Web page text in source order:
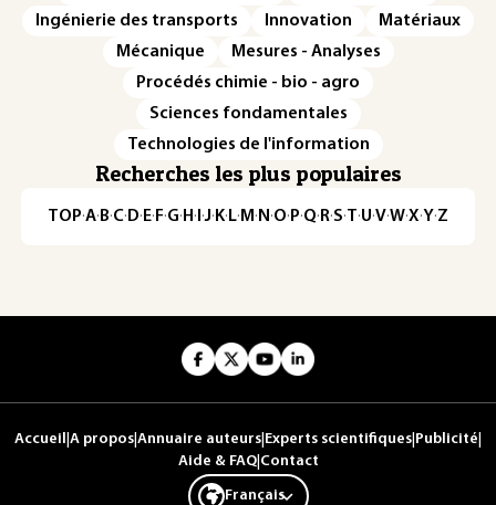
Ingénierie des transports
Innovation
Matériaux
Mécanique
Mesures - Analyses
Procédés chimie - bio - agro
Sciences fondamentales
Technologies de l'information
Recherches les plus populaires
TOP·A·B·C· D· E· F·G· H · ·J· K· L· M · N ·O· P·Q· R·S·T·U·V·W·X·Y·Z
Accueil A propos Annuaire auteurs Experts scientifiques Publicité
Aide & FAQ| Contact
Français